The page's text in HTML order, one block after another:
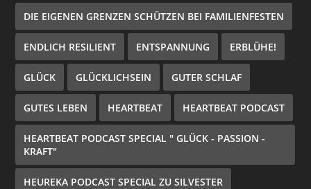
DIE EIGENEN GRENZEN SCHÜTZEN BEI FAMILIENFESTEN
ENDLICH RESILIENT ENTSPANNUNG ERBLÜHE!
GLÜCK GLÜCKLICHSEIN GUTER SCHLAF
GUTES LEBEN HEARTBEAT HEARTBEAT PODCAST
HEARTBEAT PODCAST SPECIAL " GLÜCK - PASSION -
KRAFT"
HEUREKA PODCAST SPECIAL ZU SILVESTER